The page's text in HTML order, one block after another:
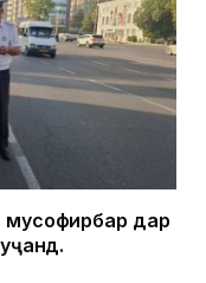
мусофирбар дар